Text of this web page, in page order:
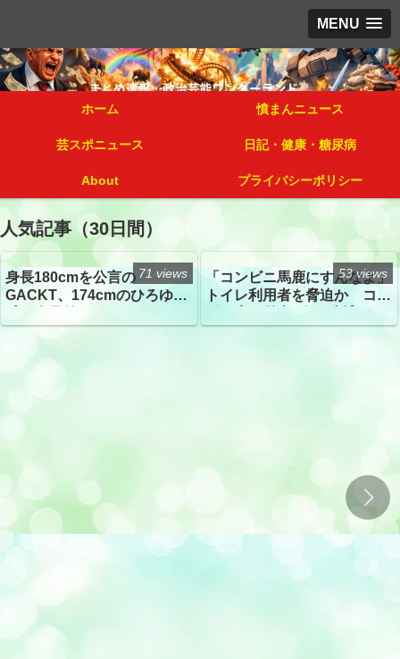
MENU
ホーム 憤まんニュース
芸スポニュース 日記・健康・糖尿病
About プライバシーポリシー
人気記事（30日間）
身長180cmを公言の
GACKT、174cmのひろゆき
トざわつき イベントでの写
71 views
「コンビニ馬鹿にすんなよ」
トイレ利用者を脅迫か コン
53 views